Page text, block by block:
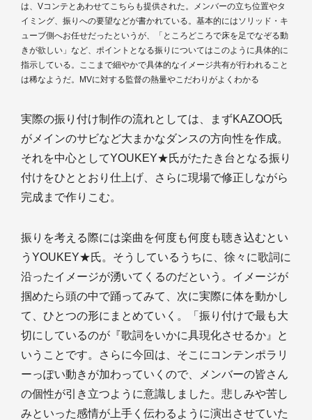
は、Vコンテとあわせてこちらも提供された。メンバーの立ち位置やタ
イミング、振りへの要望などが書かれている。基本的にはソリッド・キ
ューブ側へお任せだったというが、「ところどころで床を足でなぞる動
きが欲しい」など、ポイントとなる振りについてはこのように具体的に
指示している。ここまで細やかで具体的なイメージ共有が行われること
は稀なようだ。MVに対する監督の熱量やこだわりがよくわかる
実際の振り付け制作の流れとしては、まずKAZOO氏
がメインのサビなど大まかなダンスの方向性を作成。
それを中心としてYOUKEY★氏がたたき台となる振り
付けをひととおり仕上げ、さらに現場で修正しながら
完成まで作りこむ。
振りを考える際には楽曲を何度も何度も聴き込むとい
うYOUKEY★氏。そうしているうちに、徐々に歌詞に
沿ったイメージが湧いてくるのだという。イメージが
掴めたら頭の中で踊ってみて、次に実際に体を動かし
て、ひとつの形にまとめていく。「振り付けで最も大
切にしているのが『歌詞をいかに具現化させるか』と
いうことです。さらに今回は、そこにコンテンポラリ
ーっぽい動きが加わっていくので、メンバーの皆さん
の個性が引き立つように意識しました。悲しみや苦し
みといった感情が上手く伝わるように演出させていた